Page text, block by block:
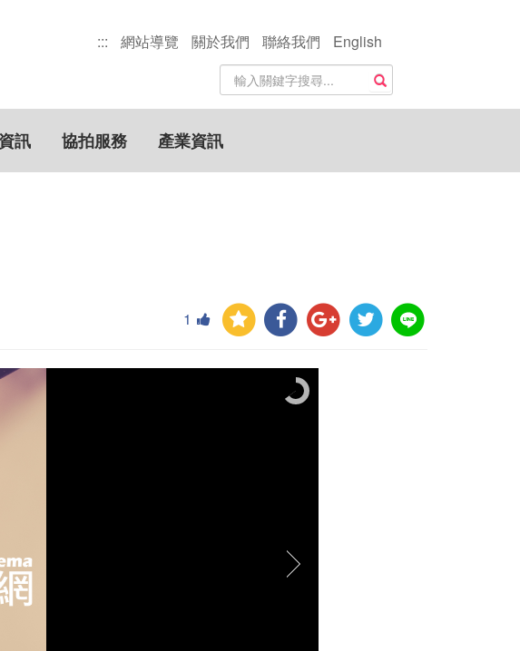
::: 網站導覽 關於我們 聯絡我們
English
站
內
搜
尋
關
鍵
搜尋
訊 協拍服務 產業資訊
1